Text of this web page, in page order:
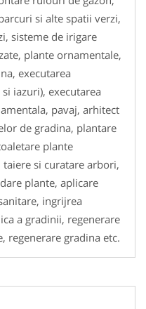
si alte spatii verzi,
sisteme de irigare
plante ornamentale,
executarea
iazuri), executarea
pavaj, arhitect
de gradina, plantare
plante
si curatare arbori,
plante, aplicare
ingrijrea
a gradinii, regenerare
regenerare gradina etc.